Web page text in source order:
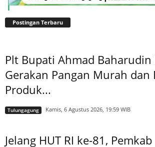
Postingan Terbaru
Plt Bupati Ahmad Baharudin
Gerakan Pangan Murah dan
Produk...
Tulungagung Kamis, 6 Agustus 2026, 19:59 WIB
Jelang HUT RI ke-81, Pemkab